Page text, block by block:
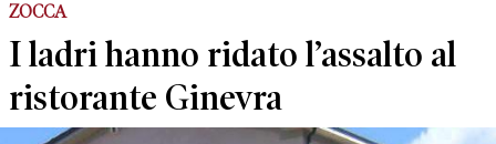
ZOCCA
I ladri hanno ridato l’assalto al
ristorante Ginevra